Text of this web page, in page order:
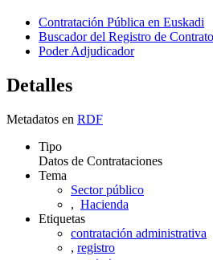
Contratación Pública en Euskadi
Buscador del Registro de
Poder Adjudicador
Detalles
Metadatos en RDF
Tipo
Datos de Contrataciones
Tema
Sector público
, Hacienda
Etiquetas
contratación administrativa
, registro